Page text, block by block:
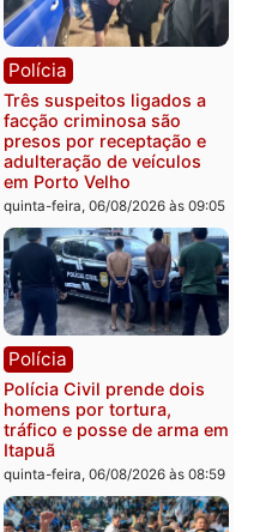
ler...
Polícia
Jovem é encontrado
na Rua dos Cravos e
é investigado pela
em RO
quinta-feira, 06/08/2026 às